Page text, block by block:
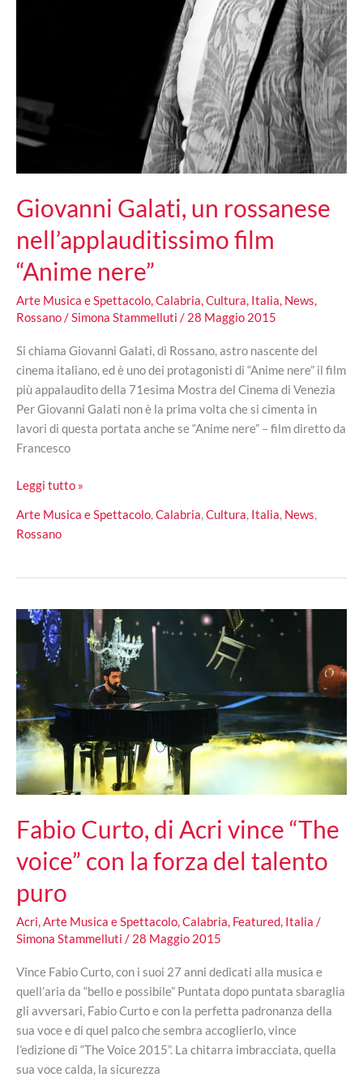
Giovanni Galati, un rossanese
nell’applauditissimo film
“Anime nere”
Arte Musica e Spettacolo,Calabria,Cultura, Italia, News,
Rossano/Simona Stammelluti / 28 Maggio 2015
Si chiama Giovanni Galati, di Rossano, astro nascente del
cinema italiano, ed è uno dei protagonisti di “Anime nere” il film
più appalaudito della 71esima Mostra del Cinema di Venezia
Per Giovanni Galati non è la prima volta che si cimenta in
lavori di questa portata anche se “Anime nere” – film diretto da
Francesco
Giovanni
un
rossanese
film
nere”
Leggi tutto »
Arte Musica e Spettacolo,Calabria,Cultura, Italia, News,
Rossano
Fabio Curto, di Acri vince “The
voice” con la forza del talento
puro
Acri,Arte Musica e Spettacolo,Calabria, Featured, Italia /
Simona Stammelluti / 28 Maggio 2015
Vince Fabio Curto, con i suoi 27 anni dedicati alla musica e
quell’aria da “bello e possibile” Puntata dopo puntata sbaraglia
gli avversari, Fabio Curto e con la perfetta padronanza della
sua voce e di quel palco che sembra accoglierlo, vince
l’edizione di “The Voice 2015”. La chitarra imbracciata, quella
sua voce calda, la sicurezza